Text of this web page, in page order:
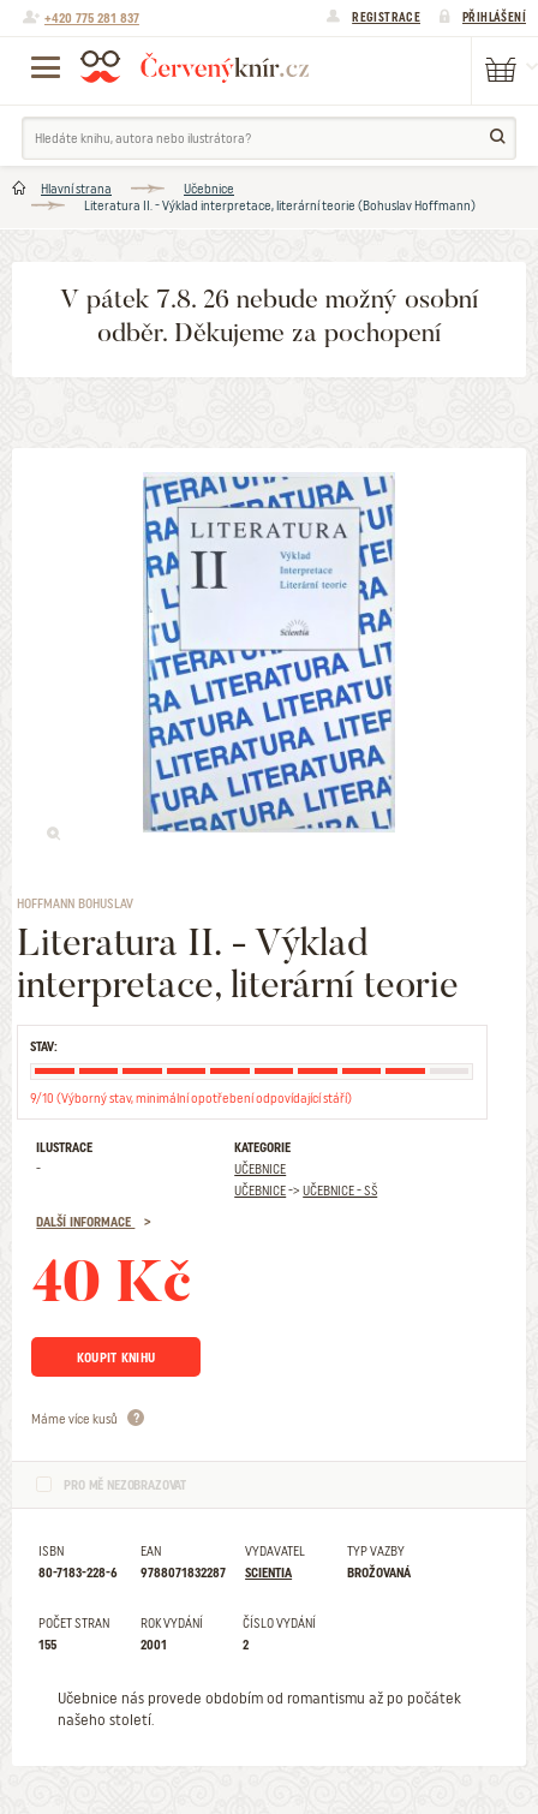
+420 775 281 837 REGISTRACE PŘIHLÁŠENÍ
Hlavní strana
Učebnice
Literatura II. - Výklad interpretace, literární teorie (Bohuslav Hoffmann)
V pátek 7.8. 26 nebude možný osobní
odběr. Děkujeme za pochopení
HOFFMANN BOHUSLAV
Literatura II. - Výklad
interpretace, literární teorie
STAV:
9/10 (Výborný stav, minimální opotřebení odpovídající stáří)
ILUSTRACE
-
KATEGORIE
UČEBNICE
UČEBNICE->UČEBNICE - SŠ
DALŠÍ INFORMACE
40 Kč
KOUPIT KNIHU
Máme více kusů
PRO MĚ NEZOBRAZOVAT
ISBN
80-7183-228-6
EAN
9788071832287
VYDAVATEL
SCIENTIA
TYP VAZBY
BROŽOVANÁ
POČET STRAN
155
ROK VYDÁNÍ
2001
ČÍSLO VYDÁNÍ
2
Učebnice nás provede obdobím od romantismu až po počátek
našeho století.